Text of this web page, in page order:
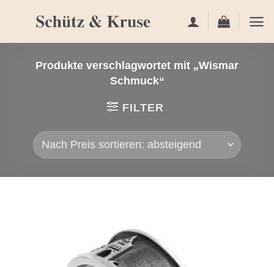
Produkte verschlagwortet mit „Wismar
Schmuck“
FILTER